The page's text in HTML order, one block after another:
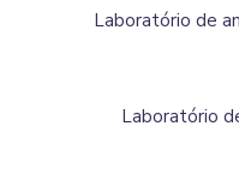
Laboratório de
Laboratório